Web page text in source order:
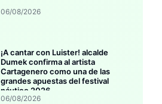
06/08/2026
¡A cantar con Luister! alcalde
Dumek confirma al artista
Cartagenero como una de las
grandes apuestas del festival
náutico 2026
06/08/2026